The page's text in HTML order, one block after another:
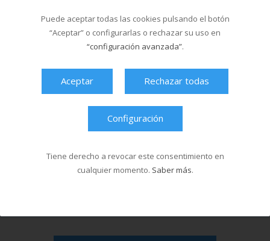
formato verano...
19/06/2026
El Multiusos Fontes do Sar
y Santa Isabe...
20/05/2026
Campus Sar verano 2026
Cursos de natación en
Puede aceptar todas las cookies pulsando el botón
“Aceptar” o configurarlas o rechazar su uso en
“configuración avanzada”.
Aceptar Rechazar todas
Configuración
Tiene derecho a revocar este consentimiento en
cualquier momento. Saber más.